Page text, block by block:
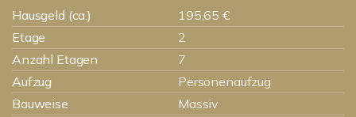
Hausgeld (ca.)
195,65 €
Etage
2
Anzahl Etagen
7
Aufzug
Personenaufzug
Bauweise
Massiv